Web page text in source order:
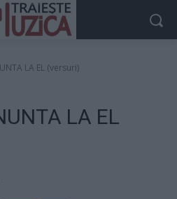
LA EL (versuri)
LA EL